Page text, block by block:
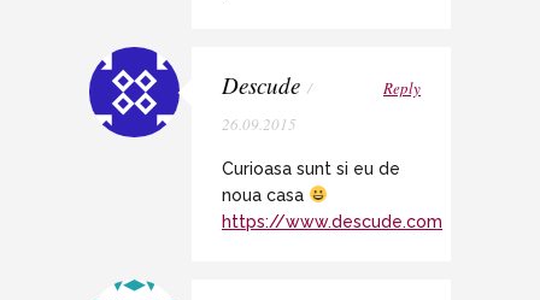
Descude /
26.09.2015
Reply
Curioasa sunt si eu de
noua casa
https://www.descude.com